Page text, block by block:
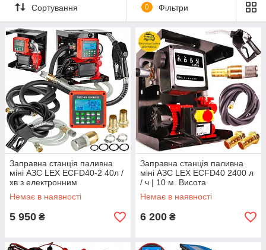
Сортування 0 Фільтри
Заправна станція паливна
міні АЗС LEX ECFD40-2 40л /
хв з електронним
лічильником
Немає в наявності
5 950 ₴
Заправна станція паливна
міні АЗС LEX ECFD40 2400 л
/ ч | 10 м. Висота
всмоктування
Немає в наявності
6 200 ₴